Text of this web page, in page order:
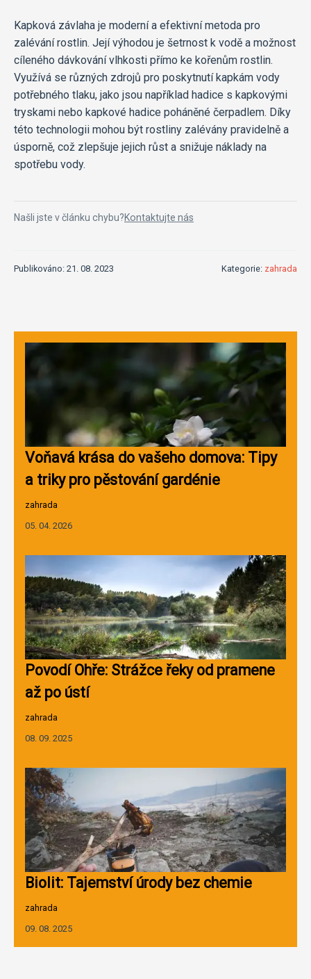
Kapková závlaha je moderní a efektivní metoda pro
zalévání rostlin. Její výhodou je šetrnost k vodě a možnost
cíleného dávkování vlhkosti přímo ke kořenům rostlin.
Využívá se různých zdrojů pro poskytnutí kapkám vody
potřebného tlaku, jako jsou například hadice s kapkovými
tryskami nebo kapkové hadice poháněné čerpadlem. Díky
této technologii mohou být rostliny zalévány pravidelně a
úsporně, což zlepšuje jejich růst a snižuje náklady na
spotřebu vody.
Našli jste v článku chybu?Kontaktujte nás
Publikováno: 21. 08. 2023 Kategorie: zahrada
Voňavá krása do vašeho domova: Tipy
a triky pro pěstování gardénie
zahrada
05. 04. 2026
Povodí Ohře: Strážce řeky od pramene
až po ústí
zahrada
08. 09. 2025
Biolit: Tajemství úrody bez chemie
zahrada
09. 08. 2025